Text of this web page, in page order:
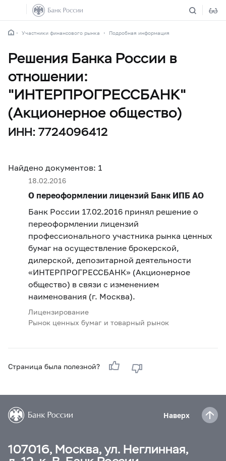
Участники финансового рынка Подробная информация
Решения Банка России в
отношении:
"ИНТЕРПРОГРЕССБАНК"
(Акционерное общество)
ИНН: 7724096412
Найдено документов: 1
18.02.2016
О переоформлении лицензий Банк ИПБ АО
Банк России 17.02.2016 принял решение о
переоформлении лицензий
профессионального участника рынка ценных
бумаг на осуществление брокерской,
дилерской, депозитарной деятельности
«ИНТЕРПРОГРЕССБАНК» (Акционерное
общество) в связи с изменением
наименования (г. Москва).
Лицензирование
Рынок ценных бумаг и товарный рынок
Страница была полезной?
Наверх
107016, Москва, ул. Неглинная,